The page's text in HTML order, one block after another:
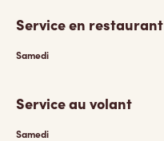
Service en restaurant
Samedi
Service au volant
Samedi